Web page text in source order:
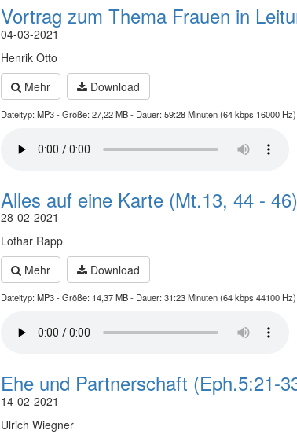
Vortrag zum Thema Frauen in
04-03-2021
Henrik Otto
Mehr
Download
Dateityp: MP3 - Größe: 27,22 MB - Dauer: 59:28 Minuten (64 kbps 16000 Hz)
Alles auf eine Karte (Mt.13, 44 - 46)
28-02-2021
Lothar Rapp
Mehr
Download
Dateityp: MP3 - Größe: 14,37 MB - Dauer: 31:23 Minuten (64 kbps 44100 Hz)
Ehe und Partnerschaft (Eph.5:21-
14-02-2021
Ulrich Wiegner